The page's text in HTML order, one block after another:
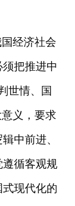
经济社会
把推进中
世情、国
义，要求
中前进、
循客观规
现代化的